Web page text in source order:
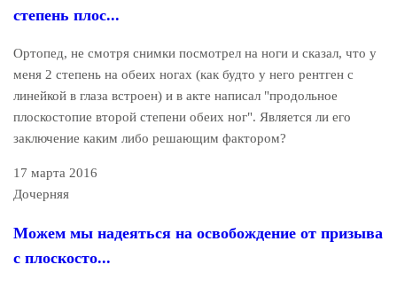
степень плос...
Ортопед, не смотря снимки посмотрел на ноги и сказал, что у
меня 2 степень на обеих ногах (как будто у него рентген с
линейкой в глаза встроен) и в акте написал "продольное
плоскостопие второй степени обеих ног". Является ли его
заключение каким либо решающим фактором?
17 марта 2016
Дочерняя
Можем мы надеяться на освобождение от призыва
с плоскосто...